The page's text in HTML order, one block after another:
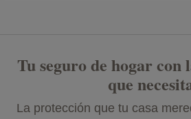
Tu seguro de hogar
que
La protección que tu casa